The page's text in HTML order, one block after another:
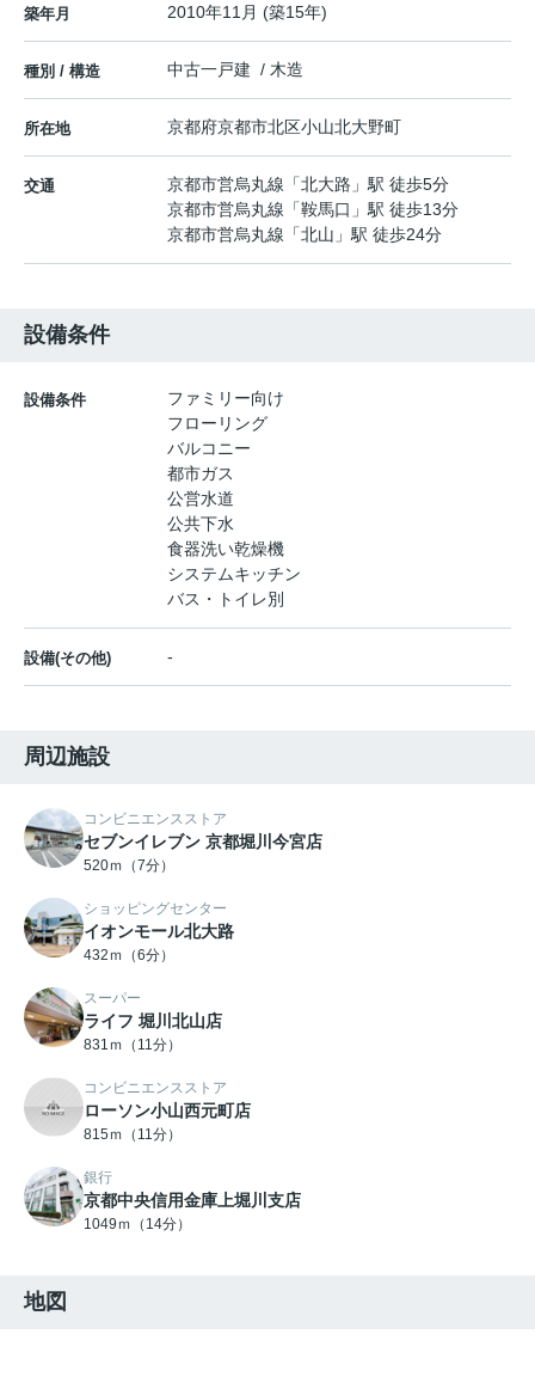
築年月 2010年11月 (築15年)
種別 / 構造 中古一戸建 / 木造
所在地 京都府京都市北区小山北大野町
交通 京都市営烏丸線 「北大路 」駅 徒歩5分
京都市営烏丸線 「鞍馬口 」駅 徒歩13分
京都市営烏丸線 「北山 」駅 徒歩24分
設備条件
設備条件
ファミリー向け
フローリング
バルコニー
都市ガス
公営水道
公共下水
食器洗い乾燥機
システムキッチン
バス・トイレ別
設備(その他) -
周辺施設
コンビニエンスストア
セブンイレブン 京都堀川今宮店
520ｍ（7分）
ショッピングセンター
イオンモール北大路
432ｍ（6分）
スーパー
ライフ 堀川北山店
831ｍ（11分）
コンビニエンスストア
ローソン小山西元町店
815ｍ（11分）
銀行
京都中央信用金庫上堀川支店
1049ｍ（14分）
地図